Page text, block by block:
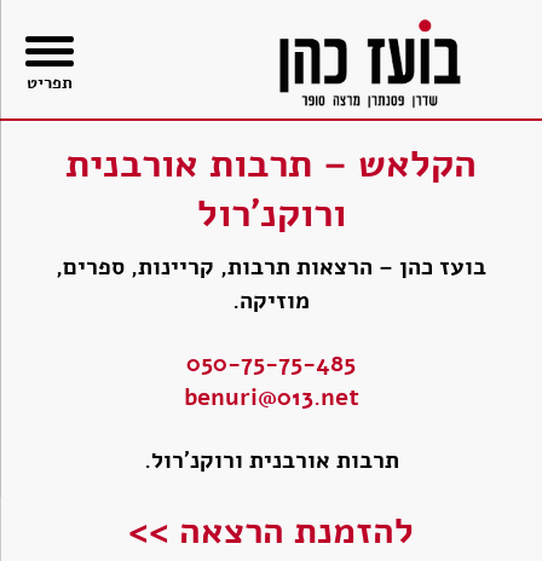
הקלאש – תרבות אורבנית
ורוקנ'רול
בועז כהן – הרצאות תרבות, קריינות, ספרים,
מוזיקה.
050-75-75-485
benuri@013.net
תרבות אורבנית ורוקנ'רול.
להזמנת הרצאה >>
תפריט